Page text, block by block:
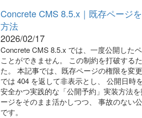
Concrete CMS 8.5.x｜既存ページ
方法
2026/02/17
Concrete CMS 8.5.x では、一度公開した
ことができません。 この制約を打破する
た。 本記事では、既存ページの権限を変
では 404 を返して非表示とし、 公開日
安全かつ実践的な「公開予約」実装方法
ージをそのまま活かしつつ、 事故のない
です。